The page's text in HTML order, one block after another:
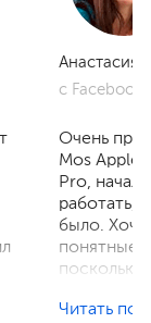
Анастасия
с Facebook
Очень
Mos
Pro, начал
работать,
было. Хочу
понятные
поскольку
Читать